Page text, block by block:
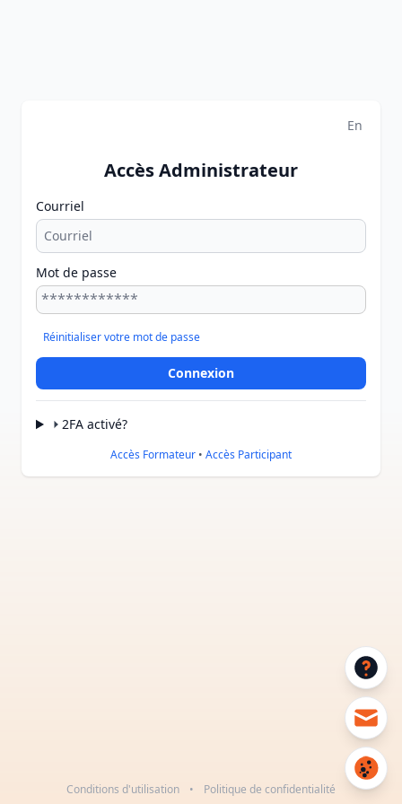
En
Accès Administrateur
Courriel
Mot de passe
Réinitialiser votre mot de passe
2FA activé?
Accès Formateur • Accès Participant
Conditions d'utilisation • Politique de confidentialité